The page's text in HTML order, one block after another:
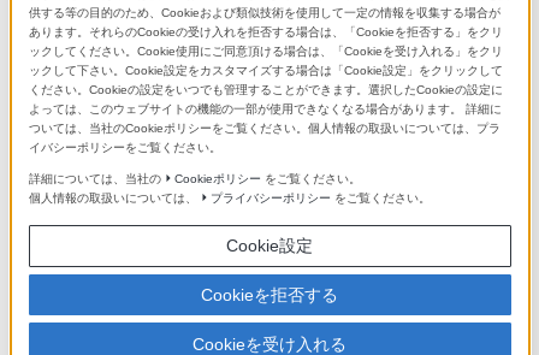
「できたらいいな」も
「安心」も
供する等の目的のため、Cookieおよび類似技術を使用して一定の情報を収集する場合が
あります。それらのCookieの受け入れを拒否する場合は、「Cookieを拒否する」をクリ
ックしてください。Cookie使用にご同意頂ける場合は、「Cookieを受け入れる」をクリ
ックして下さい。Cookie設定をカスタマイズする場合は「Cookie設定」をクリックして
ください。Cookieの設定をいつでも管理することができます。選択したCookieの設定に
よっては、このウェブサイトの機能の一部が使用できなくなる場合があります。 詳細に
ついては、当社のCookieポリシーをご覧ください。個人情報の取扱いについては、プラ
イバシーポリシーをご覧ください。
詳細については、当社の Cookieポリシー をご覧ください。
個人情報の取扱いについては、
プライバシーポリシー をご覧ください。
Cookie設定
Cookieを拒否する
Cookieを受け入れる